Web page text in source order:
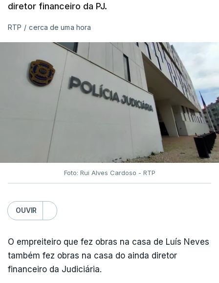
diretor financeiro da PJ.
RTP / cerca de uma hora
Foto: Rui Alves Cardoso - RTP
OUVIR
O empreiteiro que fez obras na casa de Luís Neves
também fez obras na casa do ainda diretor
financeiro da Judiciária.